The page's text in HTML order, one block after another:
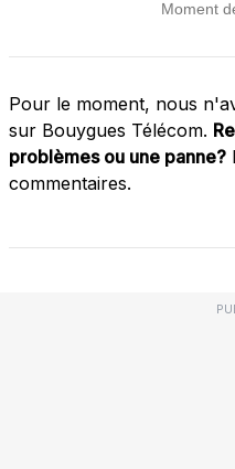
Pour le moment, nous
sur Bouygues Télécom.
problèmes ou une panne?
commentaires.